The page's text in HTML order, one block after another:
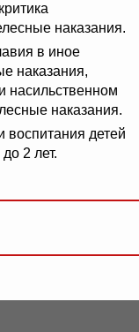
наказания.
в иное
наказания,
насильственном
наказания.
воспитания детей
2 лет.